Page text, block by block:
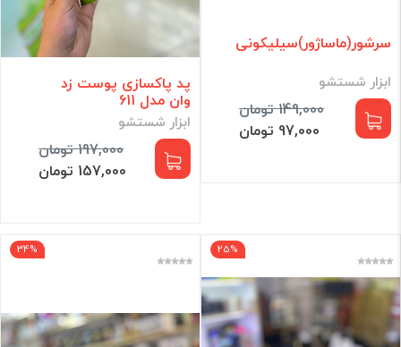
سرشور(ماساژور)سیلیکونی
ابزار شستشو
149,000 تومان
97,000 تومان
پد پاکسازی پوست زد
وان مدل 611
ابزار شستشو
197,000 تومان
157,000 تومان
25%
34%